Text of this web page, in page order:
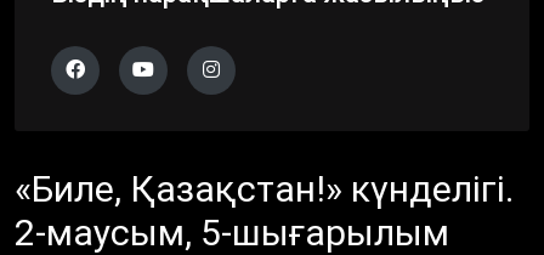
«Биле, Қазақстан!» күнделігі.
2-маусым, 5-шығарылым